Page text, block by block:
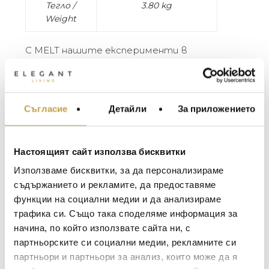
Съгласие Детайли За приложението
Настоящият сайт използва бисквитки
Използваме бисквитки, за да персонализираме
съдържанието и рекламите, да предоставяме
функции на социални медии и да анализираме
трафика си. Също така споделяме информация за
начина, по който използвате сайта ни, с
партньорските си социални медии, рекламните си
партньори и партньори за анализ, които може да я
Тегло /
Weight
3.80 kg
С MELT нашите експерименти в
вакуумна метализация придобиват нов
роден от нашето сътрудничество с
шведския радикален дизайнерски
колектив FRONT. Светлината,
повърхности, създава драматичен ефект
на топящо се стъкло. MELT е
полупрозрачен, когато е включен, и с
огледално покритие, когато е изключен.
Вътрешният му блясък се вижда на
дневна светлина.
With MELT, our experiments in the
technologically advanced field of vacuum
МЕБЕЛИ ЗА ДОМА И
ЗА МАСАТА
ТЕКСТИЛ ЗА ДОМА
АРОМАТИ ЗА ДОМА
ИЗКУСТВО И КНИГИ
BACCARAT
TOM DIXON
MICHAEL ARAM
ASSOULINE
SELETTI